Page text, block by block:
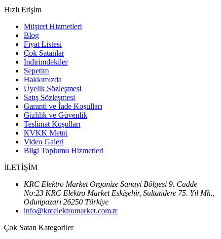
Hızlı Erişim
Müşteri Hizmetleri
Blog
Fiyat Listesi
Çok Satanlar
İndirimdekiler
Sepetim
Hakkımızda
Üyelik Sözleşmesi
Satış Sözleşmesi
Garanti ve İade Koşulları
Gizlilik ve Güvenlik
Teslimat Koşulları
KVKK Metni
Video Galeri
Bilgi Toplumu Hizmetleri
İLETİŞİM
KRC Elektro Market Organize Sanayi Bölgesi 9. Cadde
No:23 KRC Elektro Market Eskişehir, Sultandere 75. Yıl Mh.,
Odunpazarı 26250 Türkiye
info@krcelektromarket.com.tr
Çok Satan Kategoriler